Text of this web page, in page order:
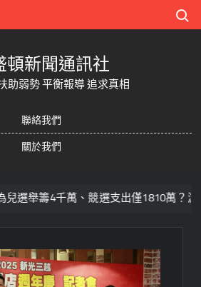
頓新聞通訊社
助弱勢 平衡報導 追求真相
聯絡我們
關於我們
4千萬、競選支出僅1810萬？游淑慧